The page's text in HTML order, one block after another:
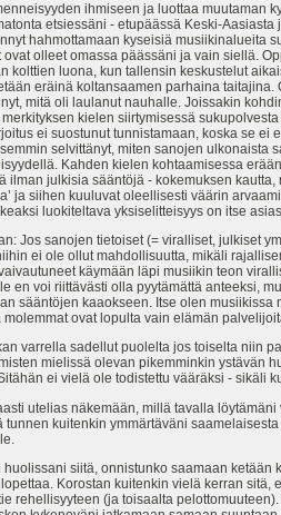
ihmiseen ja luottaa muutaman
etsiessäni - etupäässä Keski-
hahmottamaan kyseisiä musiikinalueita
olleet omassa päässäni ja vain siellä.
kolttien luona, kun tallensin keskustelut
eräinä koltansaamen parhaina
mitä oli laulanut nauhalle. Joissakin
kielen siirtymisessä
ei suostunut tunnistamaan, koska se
selvittänyt, miten sanojen ulkonaista
Kahden kielen kohtaamisessa
ilman julkisia sääntöjä - kokemuksen
ja siihen kuuluvat oleellisesti väärin
luokiteltava yksiselitteisyys on itse
Jos sanojen tietoiset (= viralliset, julkiset
ei ole ollut mahdollisuutta, mikäli
käymään läpi musiikin teon
en voi riittävästi olla pyytämättä anteeksi,
sääntöjen kaaokseen. Itse olen
ovat lopulta vain elämän
varrella sadellut puolelta jos toiselta niin
mielissä olevan pikemminkin ystävän
ei vielä ole todistettu vääräksi - sikäli
utelias näkemään, millä tavalla
tunnen kuitenkin ymmärtäväni
huolissani siitä, onnistunko saamaan
Korostan kuitenkin vielä kerran
rehellisyyteen (ja toisaalta